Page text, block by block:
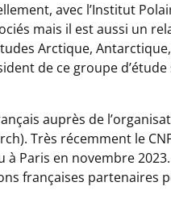
avec l’Institut
mais il est aussi un
Arctique, Antarctique,
de ce groupe d’étude
auprès de
Très récemment le
Paris en novembre 2023.
françaises partenaires